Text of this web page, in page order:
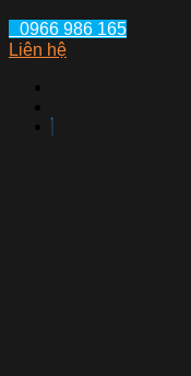
0966 986 165
Liên hệ